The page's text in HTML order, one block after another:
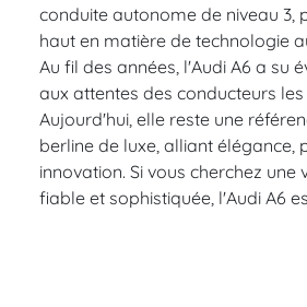
conduite autonome de niveau 3,
haut en matière de technologie
Au fil des années, l'Audi A6 a su
aux attentes des conducteurs
Aujourd'hui, elle reste une
berline de luxe, alliant élégance,
innovation. Si vous cherchez une
fiable et sophistiquée, l'Audi A6